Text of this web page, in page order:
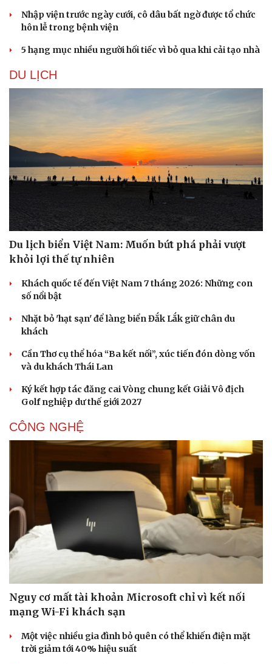
Tư vấn
Săn Tour
check-in
Podcast
Câu chuyện thời sự
Đọc truyện đêm khuya
Cửa sổ tình yêu
Kể chuyện cho bé
Hạt giống tâm hồn
Nhập viện trước ngày cưới, cô dâu bất ngờ được tổ chức
hôn lễ trong bệnh viện
5 hạng mục nhiều người hối tiếc vì bỏ qua khi cải tạo nhà
DU LỊCH
Du lịch biển Việt Nam: Muốn bứt phá phải vượt
khỏi lợi thế tự nhiên
Khách quốc tế đến Việt Nam 7 tháng 2026: Những con
số nổi bật
Nhặt bỏ 'hạt sạn' để làng biển Đắk Lắk giữ chân du
khách
Cần Thơ cụ thể hóa “Ba kết nối”, xúc tiến đón dòng vốn
và du khách Thái Lan
Ký kết hợp tác đăng cai Vòng chung kết Giải Vô địch
Golf nghiệp dư thế giới 2027
CÔNG NGHỆ
Nguy cơ mất tài khoản Microsoft chỉ vì kết nối
mạng Wi-Fi khách sạn
Một việc nhiều gia đình bỏ quên có thể khiến điện mặt
trời giảm tới 40% hiệu suất